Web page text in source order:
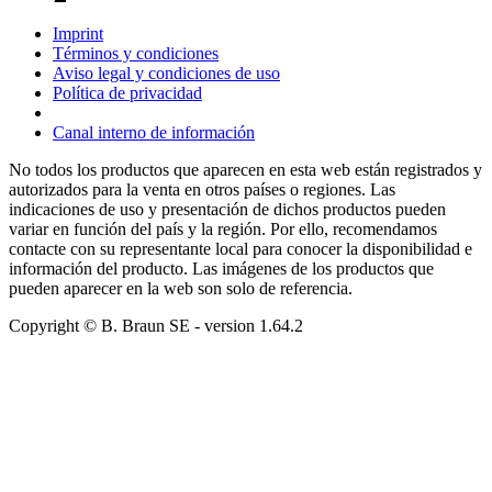
Imprint
Términos y condiciones
Aviso legal y condiciones de uso
Política de privacidad
Canal interno de información
No todos los productos que aparecen en esta web están registrados y
autorizados para la venta en otros países o regiones. Las
indicaciones de uso y presentación de dichos productos pueden
variar en función del país y la región. Por ello, recomendamos
contacte con su representante local para conocer la disponibilidad e
información del producto. Las imágenes de los productos que
pueden aparecer en la web son solo de referencia.
Copyright © B. Braun SE - version 1.64.2